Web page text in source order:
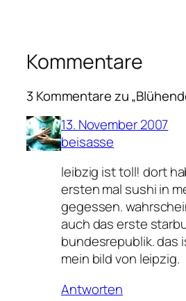
Kommentare
3 Kommentare zu
13. November 2007
beisasse
leibzig ist toll! dort
ersten mal sushi in
gegessen.
auch das erste
bundesrepublik. das
mein bild von leipzig.
Antworten